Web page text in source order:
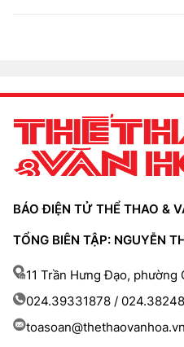
BÁO ĐIỆN TỬ THỂ THAO &
TỔNG BIÊN TẬP: NGUYỄN
11 Trần Hưng Đạo, phường
024.39331878 /
toasoan@thethaovanhoa.vn